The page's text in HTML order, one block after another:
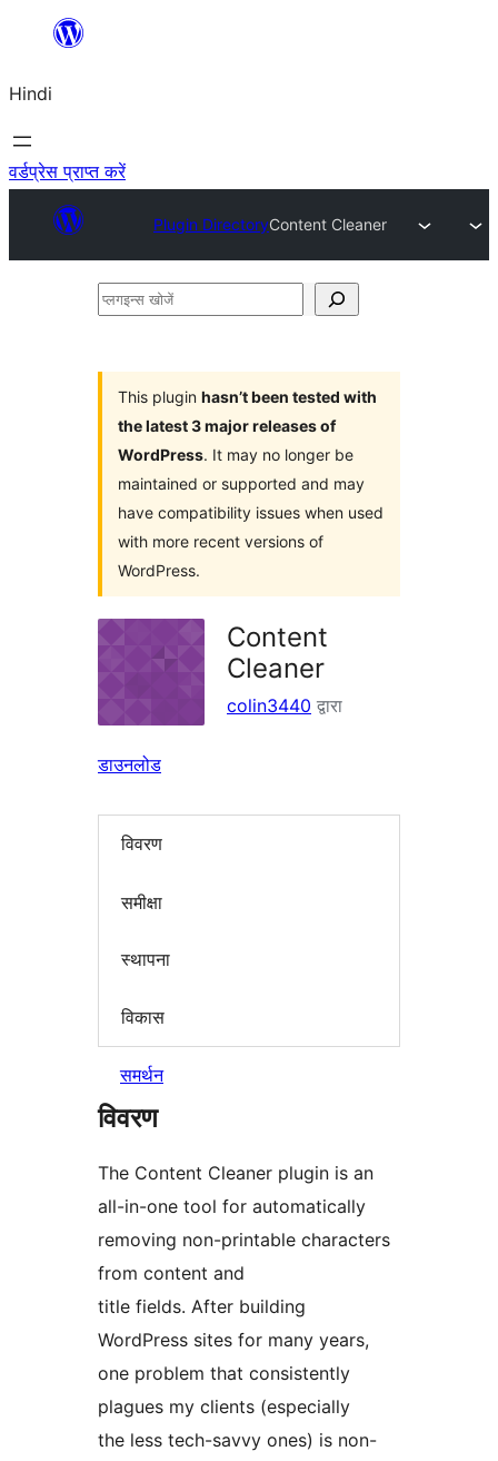
सामग्री
जाएं
Hindi
वर्डप्रेस प्राप्त करें
Plugin DirectoryContent Cleaner
प्लगइन्स
This plugin hasn’t been tested with
the latest 3 major releases of
WordPress. It may no longer be
maintained or supported and may
have compatibility issues when used
with more recent versions of
WordPress.
Content
Cleaner
colin3440 द्वारा
डाउनलोड
विवरण
समीक्षा
स्थापना
विकास
समर्थन
विवरण
The Content Cleaner plugin is an
all-in-one tool for automatically
removing non-printable characters
from content and
title fields. After building
WordPress sites for many years,
one problem that consistently
plagues my clients (especially
the less tech-savvy ones) is non-